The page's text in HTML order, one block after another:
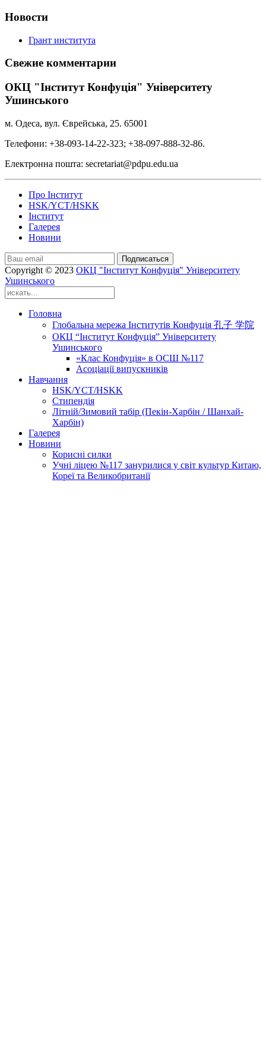
Новости
Грант института
Свежие комментарии
ОКЦ "Інститут Конфуція" Університету
Ушинського
м. Одеса, вул. Єврейська, 25. 65001
Телефони: +38-093-14-22-323; +38-097-888-32-86.
Електронна пошта: secretariat@pdpu.edu.ua
Про Інститут
HSK/YCT/HSKK
Інститут
Галерея
Новини
Подписаться
Copyright © 2023 ОКЦ "Інститут Конфуція" Університету
Ушинського
Головна
Глобальна мережа Інститутів Конфуція 孔子 学院
ОКЦ “Інститут Конфуція” Університету
Ушинського
«Клас Конфуція» в ОСШ №117
Асоціації випускників
Навчання
HSK/YCT/HSKK
Стипендія
Літній/Зимовий табір (Пекін-Харбін / Шанхай-
Харбін)
Галерея
Новини
Корисні силки
Учні ліцею №117 занурилися у світ культур Китаю,
Кореї та Великобританії